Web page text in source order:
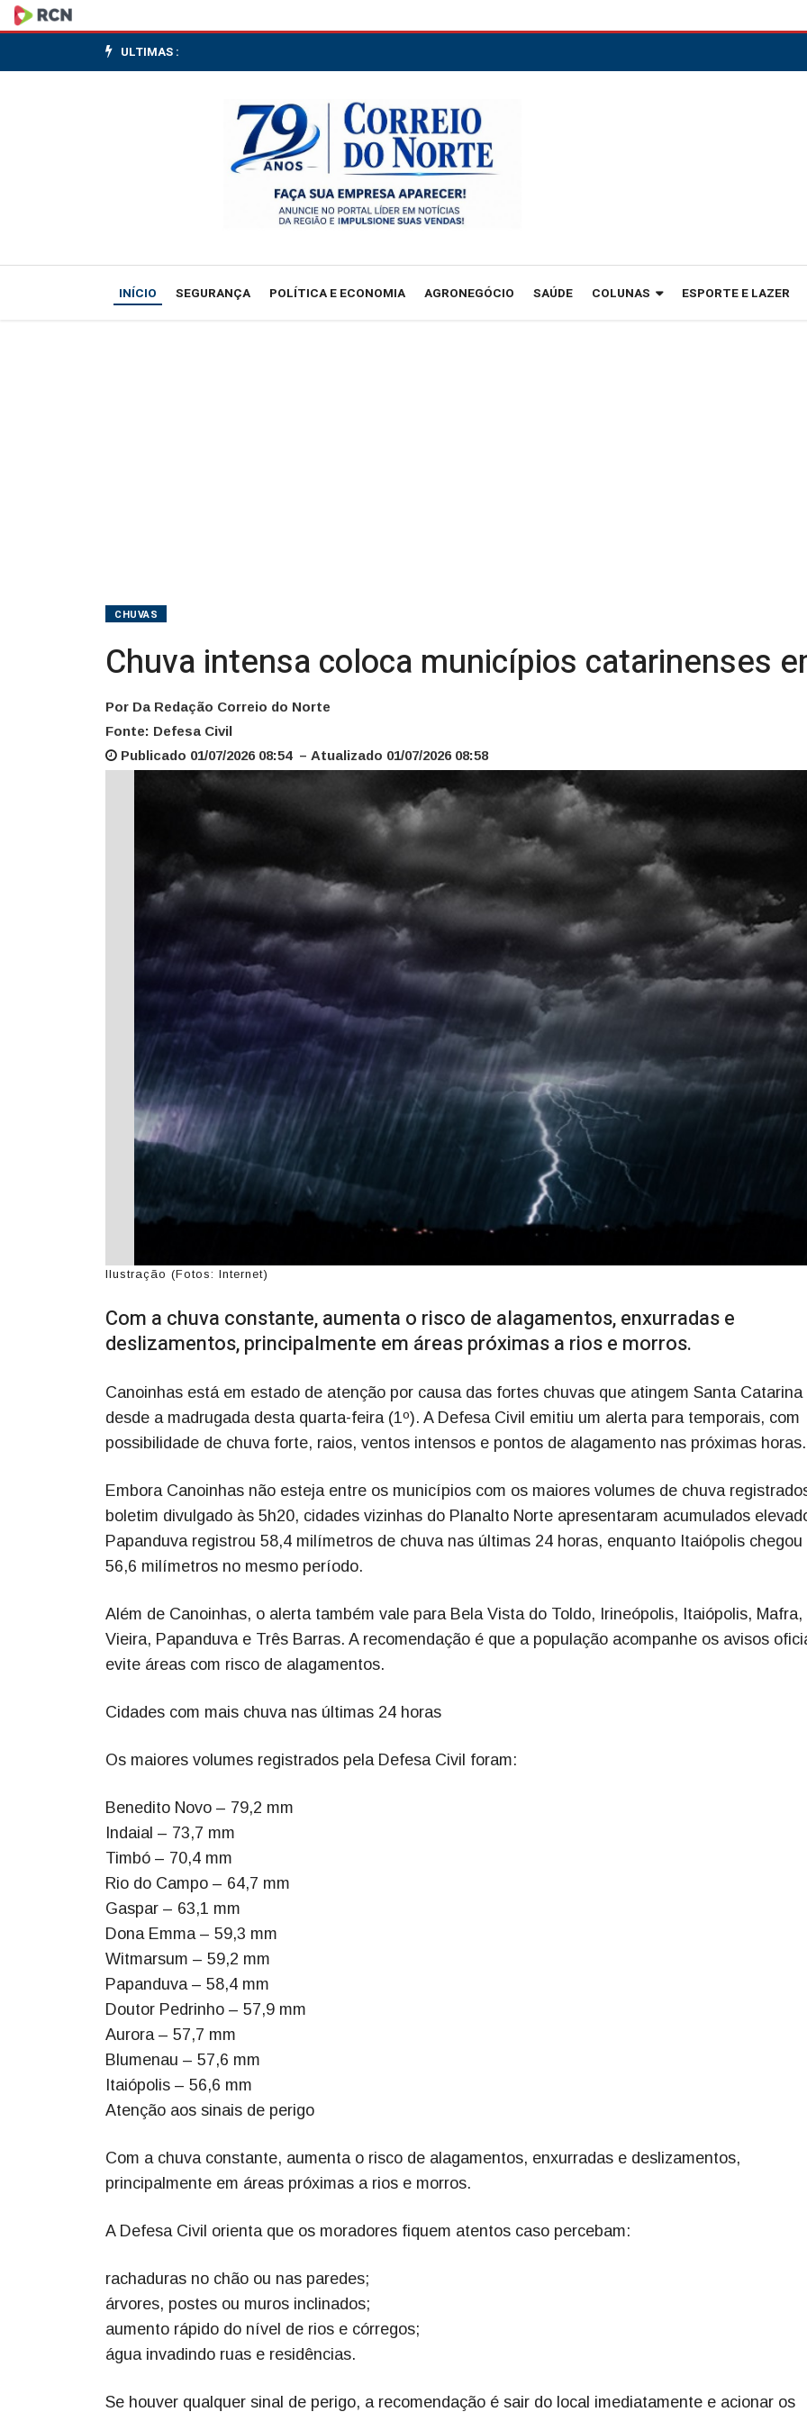
Chuva
intensa
alerta
ULTIMAS :
INÍCIO SEGURANÇA POLÍTICA E ECONOMIA AGRONEGÓCIO SAÚDE COLUNAS ESPORTE E LAZER
CHUVAS
Chuva intensa coloca municípios catarinenses
Por Da Redação Correio do Norte
Fonte: Defesa Civil
Publicado 01/07/2026 08:54 – Atualizado 01/07/2026 08:58
Ilustração (Fotos: Internet)
Com a chuva constante, aumenta o risco de alagamentos, enxurradas e
deslizamentos, principalmente em áreas próximas a rios e morros.
Canoinhas está em estado de atenção por causa das fortes chuvas que atingem Santa Catarina
desde a madrugada desta quarta-feira (1º). A Defesa Civil emitiu um alerta para temporais, com
possibilidade de chuva forte, raios, ventos intensos e pontos de alagamento nas próximas horas.
Embora Canoinhas não esteja entre os municípios com os maiores volumes de chuva
boletim divulgado às 5h20, cidades vizinhas do Planalto Norte apresentaram acumulados
Papanduva registrou 58,4 milímetros de chuva nas últimas 24 horas, enquanto Itaiópolis chegou
56,6 milímetros no mesmo período.
Além de Canoinhas, o alerta também vale para Bela Vista do Toldo, Irineópolis, Itaiópolis, Mafra,
Vieira, Papanduva e Três Barras. A recomendação é que a população acompanhe os avisos
evite áreas com risco de alagamentos.
Cidades com mais chuva nas últimas 24 horas
Os maiores volumes registrados pela Defesa Civil foram:
Benedito Novo – 79,2 mm
Indaial – 73,7 mm
Timbó – 70,4 mm
Rio do Campo – 64,7 mm
Gaspar – 63,1 mm
Dona Emma – 59,3 mm
Witmarsum – 59,2 mm
Papanduva – 58,4 mm
Doutor Pedrinho – 57,9 mm
Aurora – 57,7 mm
Blumenau – 57,6 mm
Itaiópolis – 56,6 mm
Atenção aos sinais de perigo
Com a chuva constante, aumenta o risco de alagamentos, enxurradas e deslizamentos,
principalmente em áreas próximas a rios e morros.
A Defesa Civil orienta que os moradores fiquem atentos caso percebam:
rachaduras no chão ou nas paredes;
árvores, postes ou muros inclinados;
aumento rápido do nível de rios e córregos;
água invadindo ruas e residências.
Se houver qualquer sinal de perigo, a recomendação é sair do local imediatamente e acionar os